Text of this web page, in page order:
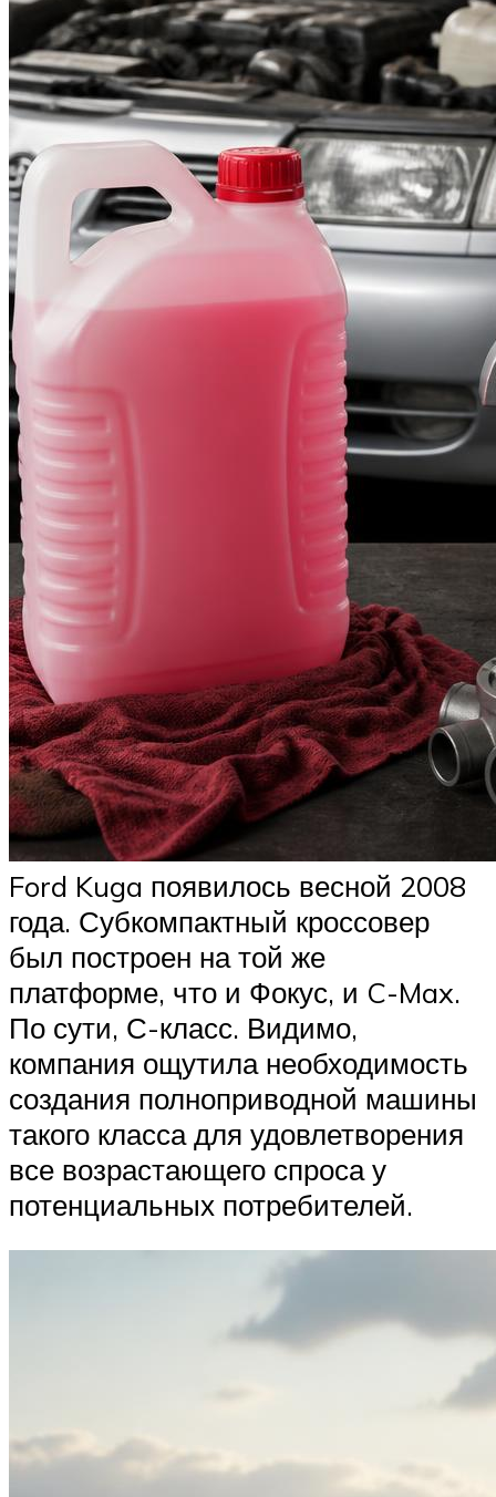
Ford Kuga появилось весной 2008
года. Субкомпактный кроссовер
был построен на той же
платформе, что и Фокус, и C-Max.
По сути, С-класс. Видимо,
компания ощутила необходимость
создания полноприводной машины
такого класса для удовлетворения
все возрастающего спроса у
потенциальных потребителей.